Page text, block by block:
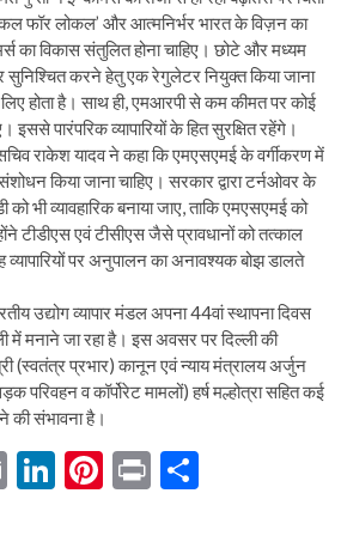
फॉर लोकल’ और आत्मनिर्भर भारत के विज़न का
का विकास संतुलित होना चाहिए। छोटे और मध्यम
सुनिश्चित करने हेतु एक रेगुलेटर नियुक्त किया जाना
होता है। साथ ही, एमआरपी से कम कीमत पर कोई
इससे पारंपरिक व्यापारियों के हित सुरक्षित रहेंगे।
राकेश यादव ने कहा कि एमएसएमई के वर्गीकरण में
किया जाना चाहिए। सरकार द्वारा टर्नओवर के
को भी व्यावहारिक बनाया जाए, ताकि एमएसएमई को
टीडीएस एवं टीसीएस जैसे प्रावधानों को तत्काल
व्यापारियों पर अनुपालन का अनावश्यक बोझ डालते
उद्योग व्यापार मंडल अपना 44वां स्थापना दिवस
मनाने जा रहा है। इस अवसर पर दिल्ली की
(स्वतंत्र प्रभार) कानून एवं न्याय मंत्रालय अर्जुन
परिवहन व कॉर्पोरेट मामलों) हर्ष मल्होत्रा सहित कई
की संभावना है।
E
Li Pi Pr